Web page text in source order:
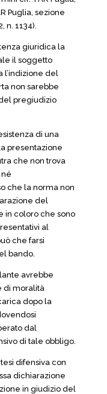
Puglia, sezione
n. 1134).
giuridica la
il soggetto
l’indizione del
non sarebbe
pregiudizio
di una
presentazione
che non trova
che la norma non
del
in coloro che sono
al
che farsi
bando.
avrebbe
di moralità
dopo la
dal
di tale obbligo.
difensiva con
dichiarazione
in giudizio del